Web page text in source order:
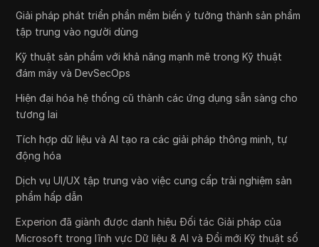
Giải pháp phát triển phần mềm biến ý tưởng thành sản phẩm
tập trung vào người dùng
Kỹ thuật sản phẩm với khả năng mạnh mẽ trong Kỹ thuật
đám mây và DevSecOps
Hiện đại hóa hệ thống cũ thành các ứng dụng sẵn sàng cho
tương lai
Tích hợp dữ liệu và AI tạo ra các giải pháp thông minh, tự
động hóa
Dịch vụ UI/UX tập trung vào việc cung cấp trải nghiệm sản
phẩm hấp dẫn
Experion đã giành được danh hiệu Đối tác Giải pháp của
Microsoft trong lĩnh vực Dữ liệu & AI và Đổi mới Kỹ thuật số